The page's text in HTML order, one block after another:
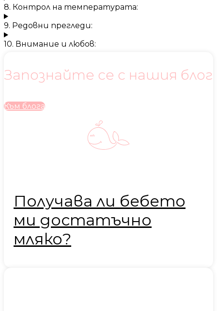
8. Контрол на температурата:
9. Редовни прегледи:
10. Внимание и любов:
Запознайте се с нашия блог
Към блога
Получава ли бебето
ми достатъчно
мляко?